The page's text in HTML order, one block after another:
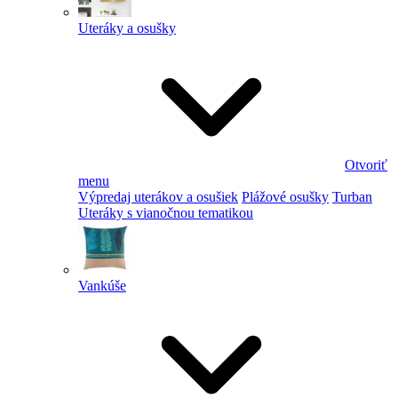
Uteráky a osušky
Otvoriť
menu
Výpredaj uterákov a osušiek Plážové osušky Turban
Uteráky s vianočnou tematikou
Vankúše